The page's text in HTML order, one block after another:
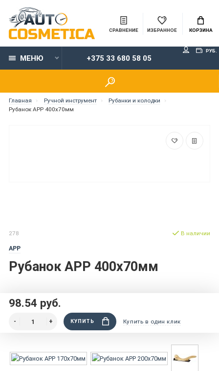
СРАВНЕНИЕ ИЗБРАННОЕ КОРЗИНА
МЕНЮ +375 33 680 58 05
РУБ.
Главная Ручной инструмент
Рубанки и колодки
Рубанок APP 400х70мм
278
APP
Рубанок APP 400х70мм
В наличии
98.54 руб.
КУПИТЬ Купить в один клик